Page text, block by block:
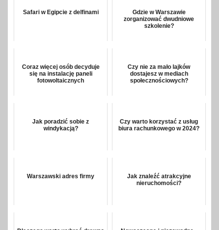
Safari w Egipcie z delfinami
Gdzie w Warszawie
zorganizować dwudniowe
szkolenie?
Coraz więcej osób decyduje
się na instalację paneli
fotowoltaicznych
Czy nie za mało lajków
dostajesz w mediach
społecznościowych?
Jak poradzić sobie z
windykacją?
Czy warto korzystać z usług
biura rachunkowego w 2024?
Warszawski adres firmy
Jak znaleźć atrakcyjne
nieruchomości?